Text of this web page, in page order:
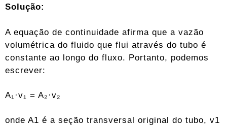
Solução:
A equação de continuidade afirma que a vazão
volumétrica do fluido que flui através do tubo é
constante ao longo do fluxo. Portanto, podemos
escrever:
A₁·v₁ = A₂·v₂
onde A1 é a seção transversal original do tubo, v1